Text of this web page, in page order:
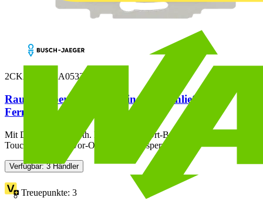
2CKA001032A0533
Raumtemperaturregler Einsatz "Schließer",
Fernfühler mit Display Bluetooth
Mit Display, Bluetooth. Manuelle Vor-Ort-Bedienung über 6-Tasten
Touchbedienung. Vor-Ort-Bedienung sperrbar....
Verfügbar: 3 Händler
Treuepunkte: 3